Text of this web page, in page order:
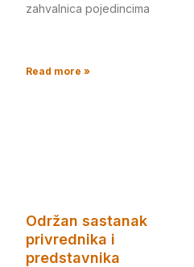
zahvalnica pojedincima
Read more »
Održan sastanak
privrednika i
predstavnika